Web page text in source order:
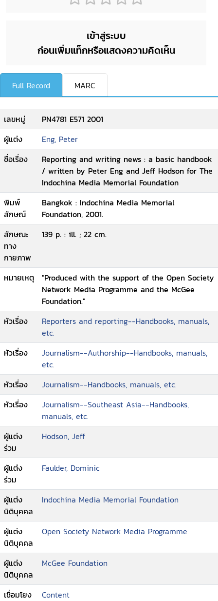
เข้าสู่ระบบ
ก่อนเพิ่มแท็กหรือแสดงความคิดเห็น
Full Record MARC
เลขหมู่
PN4781 E571 2001
ผู้แต่ง
Eng, Peter
ชื่อเรื่อง
Reporting and writing news : a basic handbook
/ written by Peter Eng and Jeff Hodson for The
Indochina Media Memorial Foundation
พิมพ์
ลักษณ์
Bangkok : Indochina Media Memorial
Foundation, 2001.
ลักษณะ
ทาง
กายภาพ
139 p. : ill. ; 22 cm.
หมายเหตุ
"Produced with the support of the Open Society
Network Media Programme and the McGee
Foundation."
หัวเรื่อง
Reporters and reporting--Handbooks, manuals,
etc.
หัวเรื่อง
Journalism--Authorship--Handbooks, manuals,
etc.
หัวเรื่อง
Journalism--Handbooks, manuals, etc.
หัวเรื่อง
Journalism--Southeast Asia--Handbooks,
manuals, etc.
ผู้แต่ง
ร่วม
Hodson, Jeff
ผู้แต่ง
ร่วม
Faulder, Dominic
ผู้แต่ง
นิติบุคคล
Indochina Media Memorial Foundation
ผู้แต่ง
นิติบุคคล
Open Society Network Media Programme
ผู้แต่ง
นิติบุคคล
McGee Foundation
เชื่อมโยง Content